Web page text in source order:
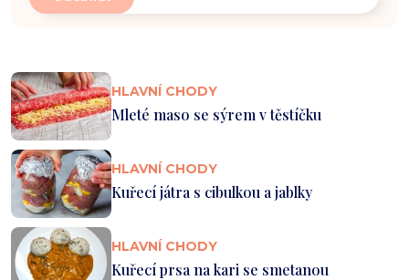
HLAVNÍ CHODY
Mleté maso se sýrem v těstíčku
HLAVNÍ CHODY
Kuřecí játra s cibulkou a jablky
HLAVNÍ CHODY
Kuřecí prsa na kari se smetanou